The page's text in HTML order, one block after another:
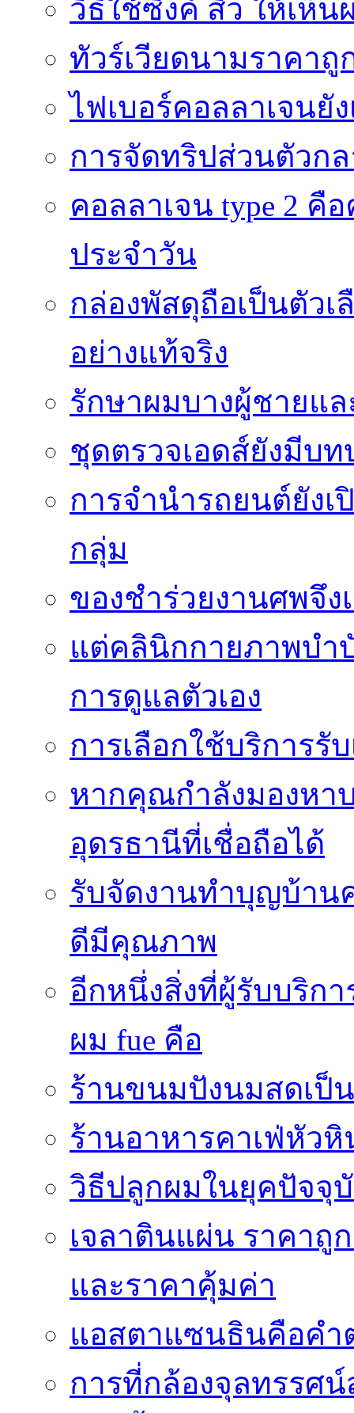
วิธีใช้ซิงค์ สิว ให้เห็
ทัวร์เวียดนามราคาถู
ไฟเบอร์คอลลาเจนยั
การจัดทริปส่วนตัวก
คอลลาเจน type 2
ประจำวัน
กล่องพัสดุถือเป็นตัว
อย่างแท้จริง
รักษาผมบางผู้ชายแ
ชุดตรวจเอดส์ยังมีบ
การจำนำรถยนต์ยัง
กลุ่ม
ของชำร่วยงานศพจึ
แต่คลินิกกายภาพบำ
การดูแลตัวเอง
การเลือกใช้บริการรั
หากคุณกำลังมองหา
อุดรธานีที่เชื่อถือได้
รับจัดงานทำบุญบ้าน
ดีมีคุณภาพ
อีกหนึ่งสิ่งที่ผู้รับบริก
ผม fue คือ
ร้านขนมปังนมสดเป็
ร้านอาหารคาเฟ่หัว
วิธีปลูกผมในยุคปัจจุ
เจลาตินแผ่น ราคาถู
และราคาคุ้มค่า
แอสตาแซนธินคือค
การที่กล้องจุลทรรศ